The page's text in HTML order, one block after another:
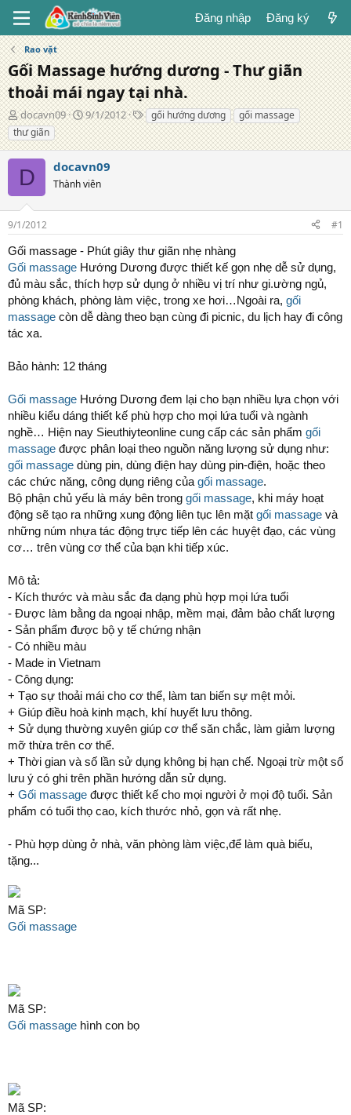
Đăng nhập Đăng ký
Rao vặt
Gối Massage hướng dương - Thư giãn
thoải mái ngay tại nhà.
T
á
c
g
i
ả
docavn09
N
g
à
đ
ă
g
9/1/2012
T
ừ
k
gối hướng dương
gối massage
thư giãn
D docavn09
Thành viên
9/1/2012
#1
Gối massage - Phút giây thư giãn nhẹ nhàng
Gối massage Hướng Dương được thiết kế gọn nhẹ dễ sử dụng,
đủ màu sắc, thích hợp sử dụng ở nhiều vị trí như gi.ường ngủ,
phòng khách, phòng làm việc, trong xe hơi…Ngoài ra, gối
massage còn dễ dàng theo bạn cùng đi picnic, du lịch hay đi công
tác xa.
Bảo hành: 12 tháng
Gối massage Hướng Dương đem lại cho bạn nhiều lựa chọn với
nhiều kiểu dáng thiết kế phù hợp cho mọi lứa tuổi và ngành
nghề… Hiện nay Sieuthiyteonline cung cấp các sản phẩm gối
massage được phân loại theo nguồn năng lượng sử dụng như:
gối massage dùng pin, dùng điện hay dùng pin-điện, hoặc theo
các chức năng, công dụng riêng của gối massage.
Bộ phận chủ yếu là máy bên trong gối massage, khi máy hoạt
động sẽ tạo ra những xung động liên tục lên mặt gối massage và
những núm nhựa tác động trực tiếp lên các huyệt đạo, các vùng
cơ… trên vùng cơ thể của bạn khi tiếp xúc.
Mô tả:
- Kích thước và màu sắc đa dạng phù hợp mọi lứa tuổi
- Được làm bằng da ngoại nhập, mềm mại, đảm bảo chất lượng
- Sản phẩm được bộ y tế chứng nhận
- Có nhiều màu
- Made in Vietnam
- Công dụng:
+ Tạo sự thoải mái cho cơ thể, làm tan biến sự mệt mỏi.
+ Giúp điều hoà kinh mạch, khí huyết lưu thông.
+ Sử dụng thường xuyên giúp cơ thể săn chắc, làm giảm lượng
mỡ thừa trên cơ thể.
+ Thời gian và số lần sử dụng không bị hạn chế. Ngoại trừ một số
lưu ý có ghi trên phần hướng dẫn sử dụng.
+ Gối massage được thiết kế cho mọi người ở mọi độ tuổi. Sản
phẩm có tuổi thọ cao, kích thước nhỏ, gọn và rất nhẹ.
- Phù hợp dùng ở nhà, văn phòng làm việc,để làm quà biếu,
tặng...
Mã SP:
Gối massage
Mã SP:
Gối massage hình con bọ
Mã SP: